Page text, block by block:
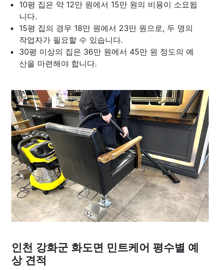
10평 집은 약 12만 원에서 15만 원의 비용이 소요됩
니다.
15평 집의 경우 18만 원에서 23만 원으로, 두 명의
작업자가 필요할 수 있습니다.
30평 이상의 집은 36만 원에서 45만 원 정도의 예
산을 마련해야 합니다.
인천 강화군 화도면 민트케어 평수별 예
상 견적